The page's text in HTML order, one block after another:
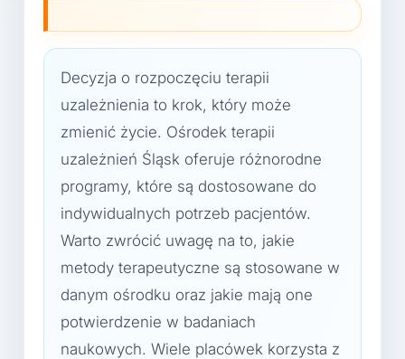
Decyzja o rozpoczęciu terapii
uzależnienia to krok, który może
zmienić życie. Ośrodek terapii
uzależnień Śląsk oferuje różnorodne
programy, które są dostosowane do
indywidualnych potrzeb pacjentów.
Warto zwrócić uwagę na to, jakie
metody terapeutyczne są stosowane w
danym ośrodku oraz jakie mają one
potwierdzenie w badaniach
naukowych. Wiele placówek korzysta z